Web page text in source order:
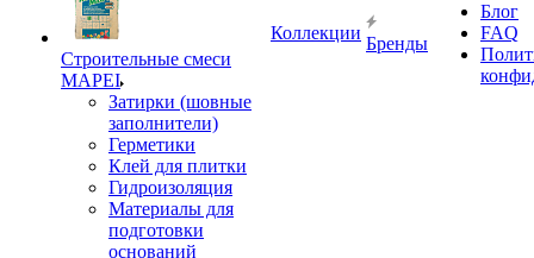
Строительные смеси
MAPEI
Затирки (шовные
заполнители)
Герметики
Клей для плитки
Гидроизоляция
Материалы для
подготовки
оснований
Коллекции
Бренды
Блог
FAQ